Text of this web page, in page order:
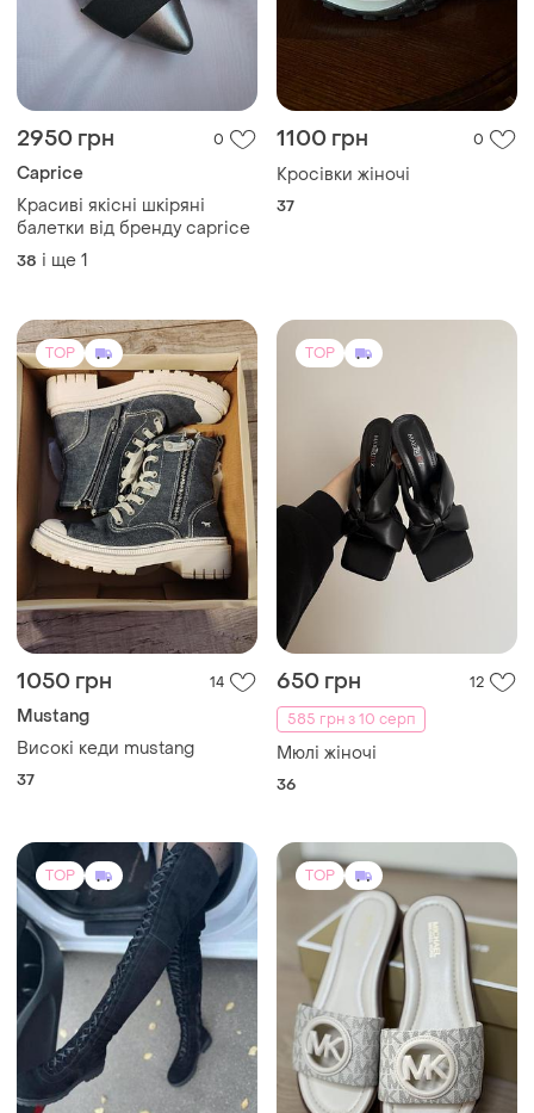
2950 грн 0
Caprice
Красиві якісні шкіряні
балетки від бренду caprice
38 і ще 1
1100 грн 0
Кросівки жіночі
37
TOP
1050 грн 14
Mustang
Високі кеди mustang
37
TOP
650 грн
12
585 грн з 10 серп
Мюлі жіночі
36
TOP TOP